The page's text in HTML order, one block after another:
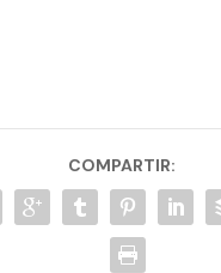
COMPARTIR: